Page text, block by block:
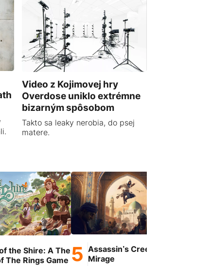
Video z Kojimovej hry
Overdose uniklo extrémne
bizarným spôsobom
Takto sa leaky nerobia, do psej
matere.
the Shire: A The
The Rings Game
Assassin’s Creed
Mirage